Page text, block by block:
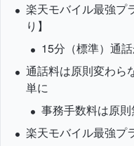
楽天モバイル最強プ
り】
15分（標準）通
通話料は原則変わら
単に
事務手数料は原
楽天モバイル最強プ